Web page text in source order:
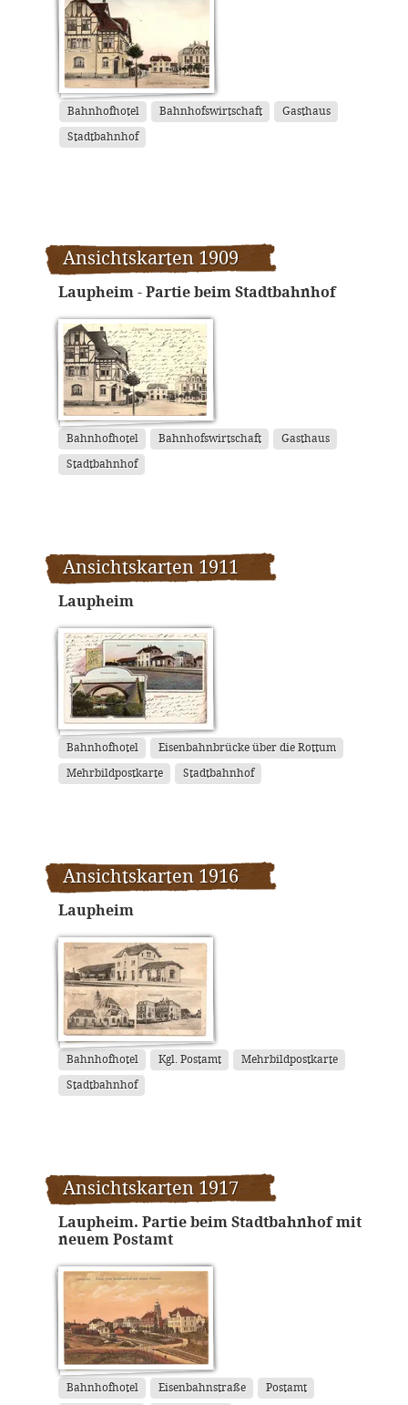
Bahnhofhotel Bahnhofswirtschaft Gasthaus
Stadtbahnhof
Ansichtskarten 1909
Laupheim - Partie beim Stadtbahnhof
Bahnhofhotel Bahnhofswirtschaft Gasthaus
Stadtbahnhof
Ansichtskarten 1911
Laupheim
Bahnhofhotel Eisenbahnbrücke über die Rottum
Mehrbildpostkarte Stadtbahnhof
Ansichtskarten 1916
Laupheim
Bahnhofhotel Kgl. Postamt Mehrbildpostkarte
Stadtbahnhof
Ansichtskarten 1917
Laupheim. Partie beim Stadtbahnhof mit
neuem Postamt
Bahnhofhotel Eisenbahnstraße Postamt